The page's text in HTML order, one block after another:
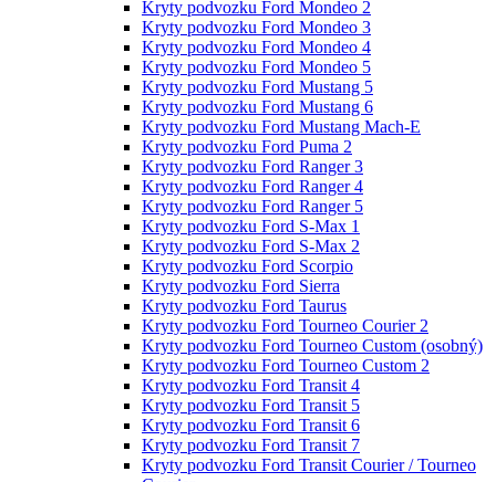
Kryty podvozku Ford Mondeo 2
Kryty podvozku Ford Mondeo 3
Kryty podvozku Ford Mondeo 4
Kryty podvozku Ford Mondeo 5
Kryty podvozku Ford Mustang 5
Kryty podvozku Ford Mustang 6
Kryty podvozku Ford Mustang Mach-E
Kryty podvozku Ford Puma 2
Kryty podvozku Ford Ranger 3
Kryty podvozku Ford Ranger 4
Kryty podvozku Ford Ranger 5
Kryty podvozku Ford S-Max 1
Kryty podvozku Ford S-Max 2
Kryty podvozku Ford Scorpio
Kryty podvozku Ford Sierra
Kryty podvozku Ford Taurus
Kryty podvozku Ford Tourneo Courier 2
Kryty podvozku Ford Tourneo Custom (osobný)
Kryty podvozku Ford Tourneo Custom 2
Kryty podvozku Ford Transit 4
Kryty podvozku Ford Transit 5
Kryty podvozku Ford Transit 6
Kryty podvozku Ford Transit 7
Kryty podvozku Ford Transit Courier / Tourneo